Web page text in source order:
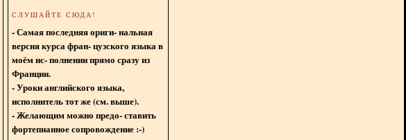
СЛУШАЙТЕ СЮДА!
- Самая последняя ориги- нальная
версия курса фран- цузского языка в
моём ис- полнении прямо сразу из
Франции.
- Уроки английского языка,
исполнитель тот же (см. выше).
- Желающим можно предо- ставить
фортепианное сопровождение :-)